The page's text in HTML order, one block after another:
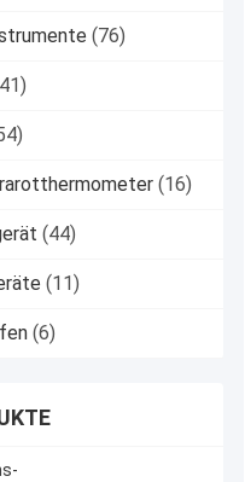
(76)
(16)
(44)
(11)
(6)